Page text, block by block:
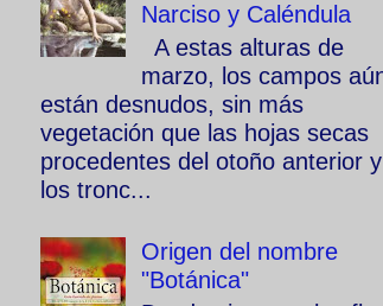
Narciso y Caléndula
A estas alturas de
marzo, los campos
están desnudos, sin más
vegetación que las hojas secas
procedentes del otoño anterior y
los tronc...
Origen del nombre
"Botánica"